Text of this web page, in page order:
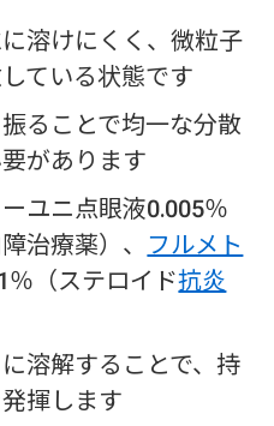
溶けにくく、微粒子
ている状態です
ることで均一な分散
があります
ユニ点眼液0.005％
治療薬）、 フルメト
％（ステロイド抗炎
溶解することで、持
揮します